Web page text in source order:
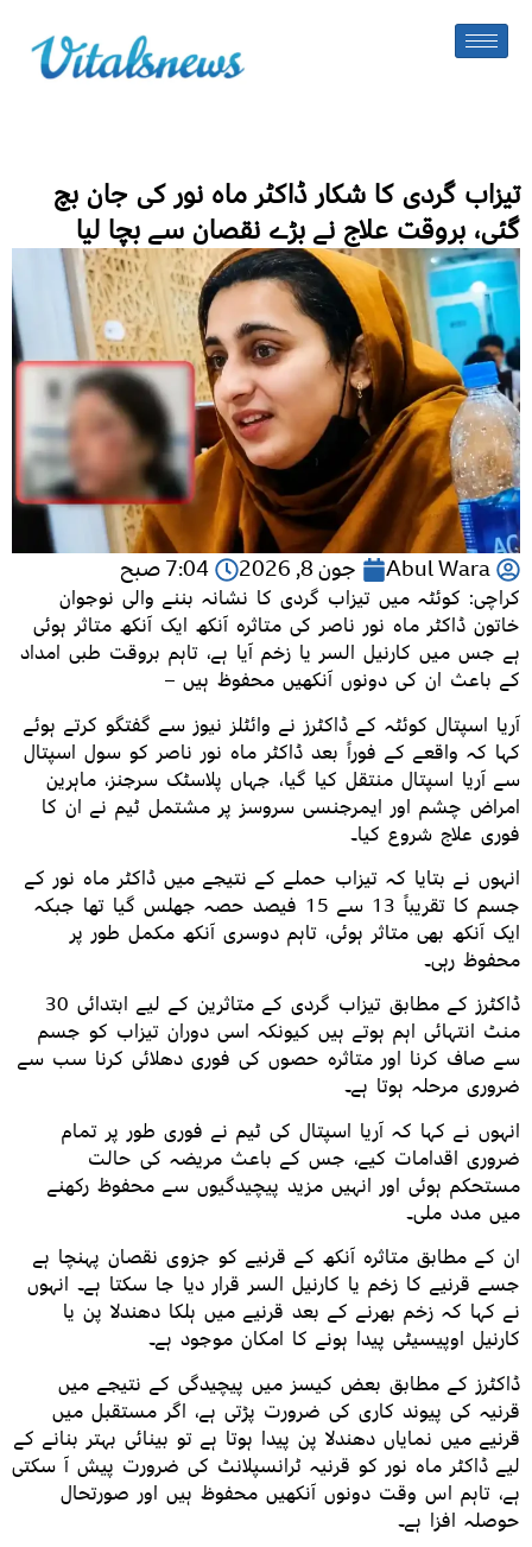
تیزاب گردی کا شکار ڈاکٹر ماہ نور کی جان بچ
گئی، بروقت علاج نے بڑے نقصان سے بچا لیا
Abul Wara جون 8, 2026 7:04 صبح
کراچی: کوئٹہ میں تیزاب گردی کا نشانہ بننے والی نوجوان
خاتون ڈاکٹر ماہ نور ناصر کی متاثرہ آنکھ ایک آنکھ متاثر ہوئی
ہے جس میں کارنیل السر یا زخم آیا ہے، تاہم بروقت طبی امداد
کے باعث ان کی دونوں آنکھیں محفوظ ہیں –
آریا اسپتال کوئٹہ کے ڈاکٹرز نے وائٹلز نیوز سے گفتگو کرتے ہوئے
کہا کہ واقعے کے فوراً بعد ڈاکٹر ماہ نور ناصر کو سول اسپتال
سے آریا اسپتال منتقل کیا گیا، جہاں پلاسٹک سرجنز، ماہرین
امراض چشم اور ایمرجنسی سروسز پر مشتمل ٹیم نے ان کا
فوری علاج شروع کیا۔
انہوں نے بتایا کہ تیزاب حملے کے نتیجے میں ڈاکٹر ماہ نور کے
جسم کا تقریباً 13 سے 15 فیصد حصہ جھلس گیا تھا جبکہ
ایک آنکھ بھی متاثر ہوئی، تاہم دوسری آنکھ مکمل طور پر
محفوظ رہی۔
ڈاکٹرز کے مطابق تیزاب گردی کے متاثرین کے لیے ابتدائی 30
منٹ انتہائی اہم ہوتے ہیں کیونکہ اسی دوران تیزاب کو جسم
سے صاف کرنا اور متاثرہ حصوں کی فوری دھلائی کرنا سب سے
ضروری مرحلہ ہوتا ہے۔
انہوں نے کہا کہ آریا اسپتال کی ٹیم نے فوری طور پر تمام
ضروری اقدامات کیے، جس کے باعث مریضہ کی حالت
مستحکم ہوئی اور انہیں مزید پیچیدگیوں سے محفوظ رکھنے
میں مدد ملی۔
ان کے مطابق متاثرہ آنکھ کے قرنیے کو جزوی نقصان پہنچا ہے
جسے قرنیے کا زخم یا کارنیل السر قرار دیا جا سکتا ہے۔ انہوں
نے کہا کہ زخم بھرنے کے بعد قرنیے میں ہلکا دھندلا پن یا
کارنیل اوپیسیٹی پیدا ہونے کا امکان موجود ہے۔
ڈاکٹرز کے مطابق بعض کیسز میں پیچیدگی کے نتیجے میں
قرنیہ کی پیوند کاری کی ضرورت پڑتی ہے، اگر مستقبل میں
قرنیے میں نمایاں دھندلا پن پیدا ہوتا ہے تو بینائی بہتر بنانے کے
لیے ڈاکٹر ماہ نور کو قرنیہ ٹرانسپلانٹ کی ضرورت پیش آ سکتی
ہے، تاہم اس وقت دونوں آنکھیں محفوظ ہیں اور صورتحال
حوصلہ افزا ہے۔